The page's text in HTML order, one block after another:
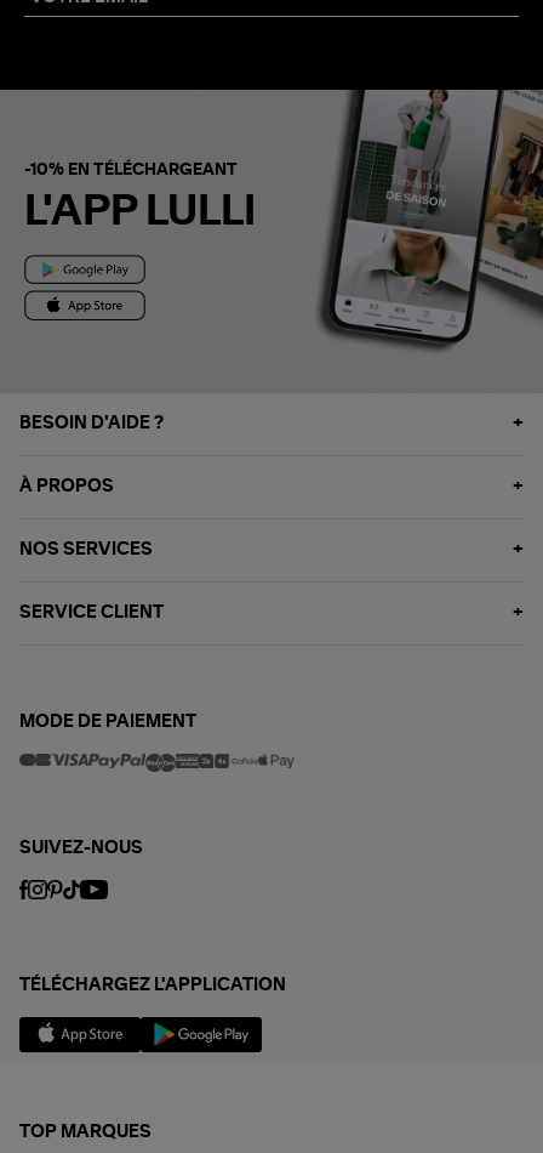
-10% EN TÉLÉCHARGEANT
L'APP LULLI
BESOIN D'AIDE ?
À PROPOS
NOS SERVICES
SERVICE CLIENT
MODE DE PAIEMENT
SUIVEZ-NOUS
TÉLÉCHARGEZ L'APPLICATION
TOP MARQUES